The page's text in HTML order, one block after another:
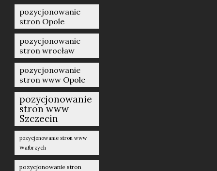
pozycjonowanie
stron Opole
pozycjonowanie
stron wrocław
pozycjonowanie
stron www Opole
pozycjonowanie
stron www
Szczecin
pozycjonowanie stron www
Wałbrzych
pozycjonowanie stron